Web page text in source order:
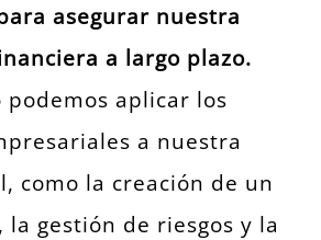
asegurar nuestra
a largo plazo.
podemos aplicar los
a nuestra
como la creación de un
la gestión de riesgos y la